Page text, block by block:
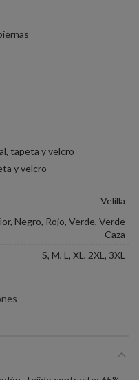
tapeta y velcro
y velcro
Velilla
Negro, Rojo, Verde, Verde
Caza
S, M, L, XL, 2XL, 3XL